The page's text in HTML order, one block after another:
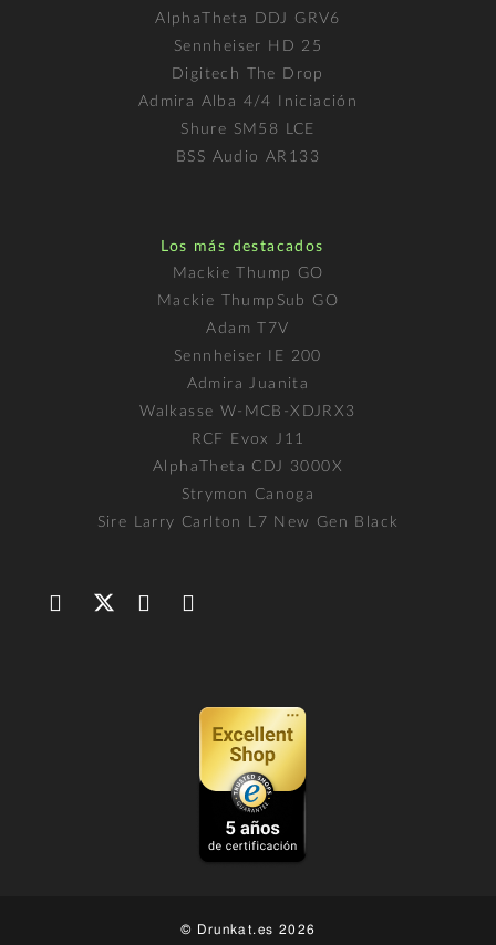
AlphaTheta DDJ GRV6
Sennheiser HD 25
Digitech The Drop
Admira Alba 4/4 Iniciación
Shure SM58 LCE
BSS Audio AR133
Los más destacados
Mackie Thump GO
Mackie ThumpSub GO
Adam T7V
Sennheiser IE 200
Admira Juanita
Walkasse W-MCB-XDJRX3
RCF Evox J11
AlphaTheta CDJ 3000X
Strymon Canoga
Sire Larry Carlton L7 New Gen Black
© Drunkat.es 2026